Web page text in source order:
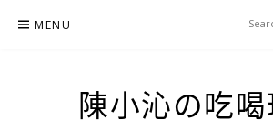
MENU
陳小沁の吃喝